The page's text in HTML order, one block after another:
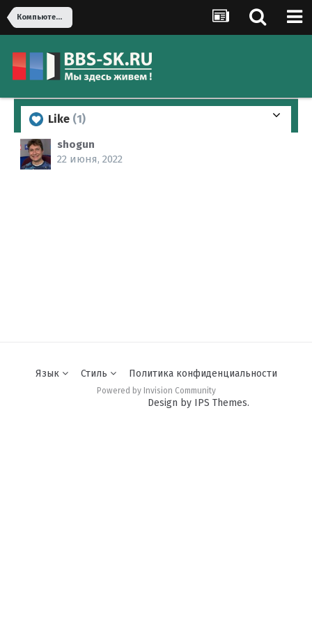
Компьютеры, оргтехника
Like (1)
shogun
22 июня, 2022
Язык Стиль Политика конфиденциальности
Powered by Invision Community
Design by IPS Themes.